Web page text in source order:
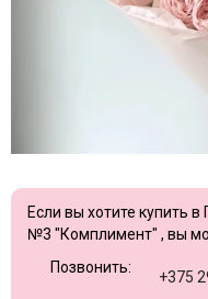
Если вы хотите купить
№3 "Комплимент" , вы
Позвонить:
+375